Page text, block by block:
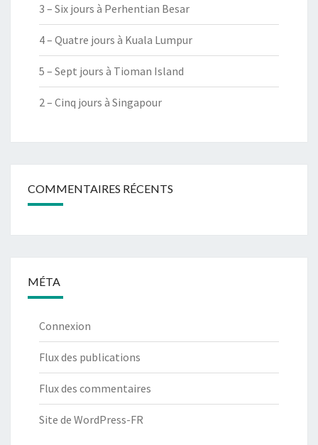
3 – Six jours à Perhentian Besar
4 – Quatre jours à Kuala Lumpur
5 – Sept jours à Tioman Island
2 – Cinq jours à Singapour
COMMENTAIRES RÉCENTS
MÉTA
Connexion
Flux des publications
Flux des commentaires
Site de WordPress-FR